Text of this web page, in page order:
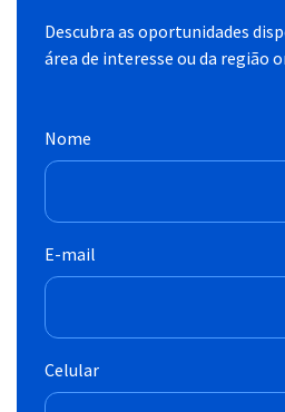
Descubra as oportunidades
área de interesse ou da região
Nome
E-mail
Celular